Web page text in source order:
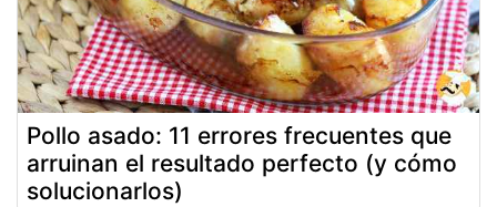
Pollo asado: 11 errores frecuentes que
arruinan el resultado perfecto (y cómo
solucionarlos)